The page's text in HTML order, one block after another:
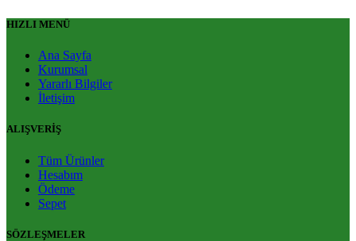
332,00 ₺.fiyat:
HIZLI MENÜ
Ana Sayfa
Kurumsal
Yararlı Bilgiler
İletişim
ALIŞVERİŞ
Tüm Ürünler
Hesabım
Ödeme
Sepet
SÖZLEŞMELER